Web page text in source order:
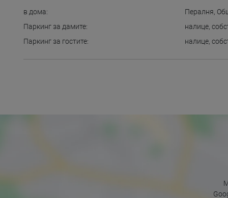
в дома: Пералня,
Паркинг за дамите:
налице,
Паркинг за гостите:
налице,